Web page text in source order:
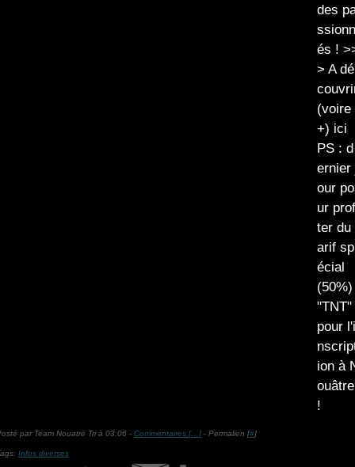
des
ssionn
és !
> A dé
(voire
+) ici
PS : d
ernier
our po
ur
ter du
arif sp
écial
(50%)
"TNT"
pour l'i
ion à
ouâtre
!
par Team Nouatre Tri à 03:06 - Commentaires [… ]- Permalien [#]
Infos diverses